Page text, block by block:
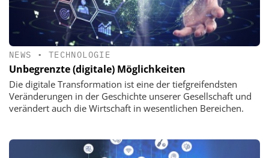
NEWS • TECHNOLOGIE
Unbegrenzte (digitale) Möglichkeiten
Die digitale Transformation ist eine der tiefgreifendsten
Veränderungen in der Geschichte unserer Gesellschaft und
verändert auch die Wirtschaft in wesentlichen Bereichen.